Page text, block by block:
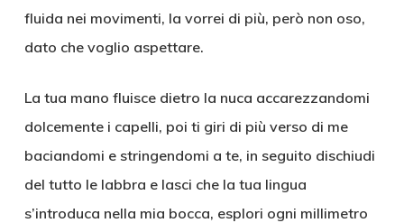
fluida nei movimenti, la vorrei di più, però non oso,
dato che voglio aspettare.
La tua mano fluisce dietro la nuca accarezzandomi
dolcemente i capelli, poi ti giri di più verso di me
baciandomi e stringendomi a te, in seguito dischiudi
del tutto le labbra e lasci che la tua lingua
s’introduca nella mia bocca, esplori ogni millimetro